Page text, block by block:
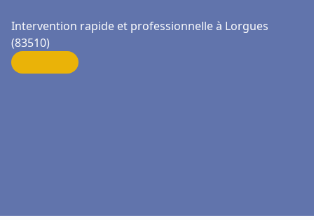
Intervention rapide et professionnelle à Lorgues
(83510)